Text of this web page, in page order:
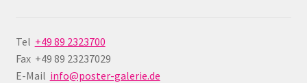
Tel +49 89 2323700
Fax +49 89 23237029
E-Mail info@poster-galerie.de